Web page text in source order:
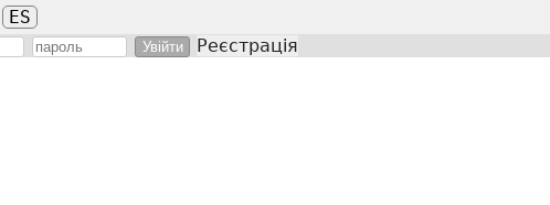
ES
Реєстрація